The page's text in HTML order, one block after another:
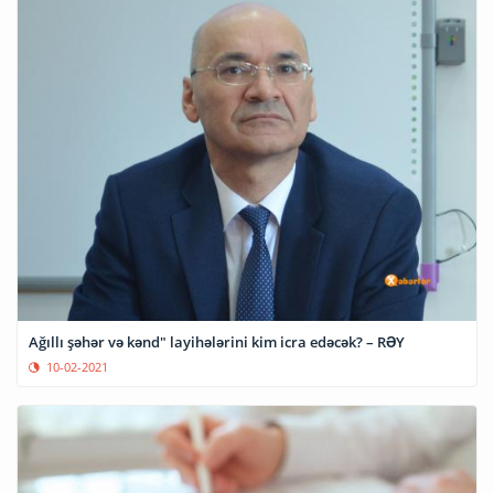
Ağıllı şəhər və kənd" layihələrini kim icra edəcək? – RƏY
10-02-2021